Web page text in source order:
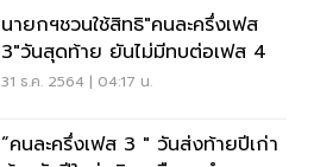
นายกฯชวนใช้สิทธิ"คนละครึ่งเฟส
3"วันสุดท้าย ยันไม่มีทบต่อเฟส 4
31 ธ.ค. 2564 | 04:17 น.
“คนละครึ่งเฟส 3 " วันส่งท้ายปีเก่า